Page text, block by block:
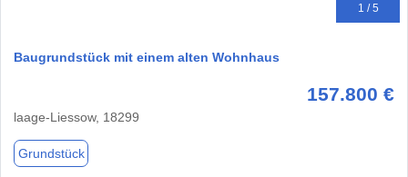
1 / 5
Baugrundstück mit einem alten Wohnhaus
157.800 €
laage-Liessow, 18299
Grundstück